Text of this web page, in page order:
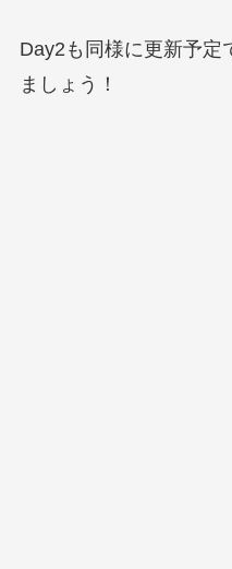
Day2も同様に更新予定
ましょう！